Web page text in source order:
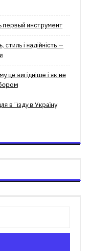
первый инструмент
і надійність —
це вигідніше і як не
вʼїзду в Україну